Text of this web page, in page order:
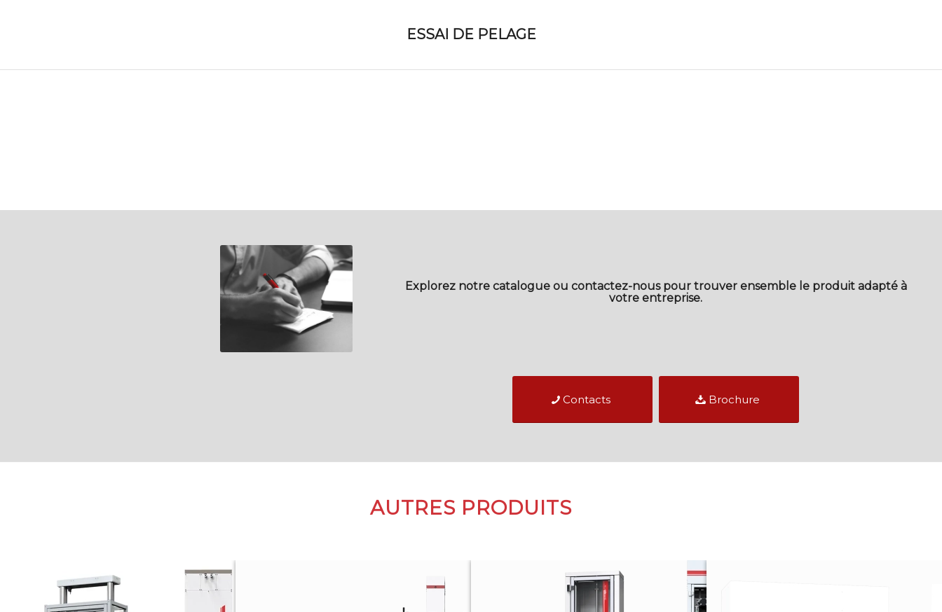
ESSAI DE PELAGE
Explorez notre catalogue ou contactez-nous pour trouver ensemble le produit adapté à
votre entreprise.
Contacts Brochure
AUTRES PRODUITS